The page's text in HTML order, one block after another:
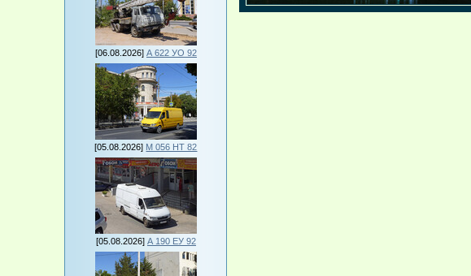
[06.08.2026] А 622 УО 92
[05.08.2026] М 056 НТ 82
[05.08.2026] А 190 ЕУ 92